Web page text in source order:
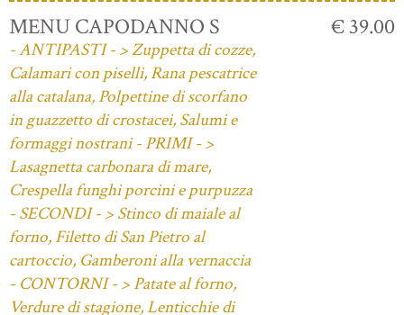
MENU CAPODANNO S
- ANTIPASTI - > Zuppetta di cozze,
Calamari con piselli, Rana pescatrice
alla catalana, Polpettine di scorfano
in guazzetto di crostacei, Salumi e
formaggi nostrani - PRIMI - >
Lasagnetta carbonara di mare,
Crespella funghi porcini e purpuzza
- SECONDI - > Stinco di maiale al
forno, Filetto di San Pietro al
cartoccio, Gamberoni alla vernaccia
- CONTORNI - > Patate al forno,
Verdure di stagione, Lenticchie di
€ 39.00